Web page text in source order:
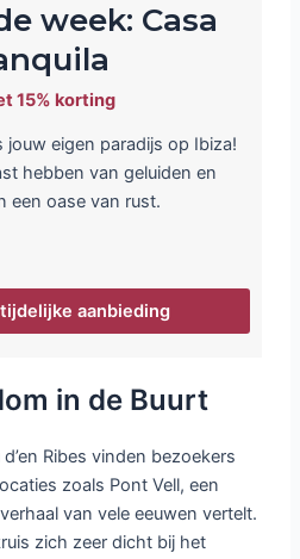
week: Casa
15% korting
jouw eigen paradijs op Ibiza!
hebben van geluiden en
een oase van rust.
aanbieding
in de Buurt
Ribes vinden bezoekers
zoals Pont Vell, een
van vele eeuwen vertelt.
zich zeer dicht bij het